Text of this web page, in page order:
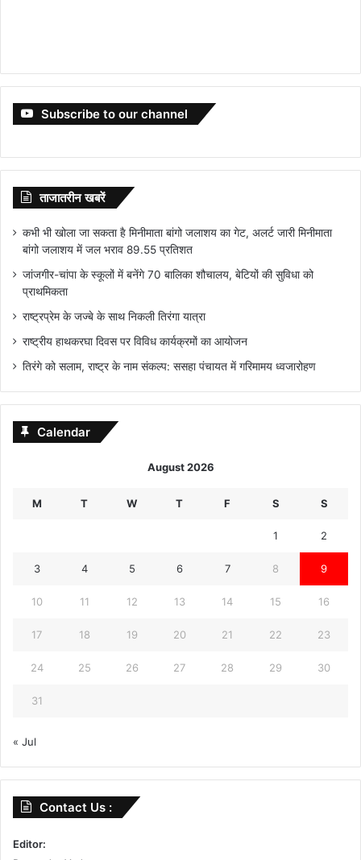
Subscribe to our channel
ताजातरीन खबरें
कभी भी खोला जा सकता है मिनीमाता बांगो जलाशय का गेट, अलर्ट जारी मिनीमाता
बांगो जलाशय में जल भराव 89.55 प्रतिशत
जांजगीर-चांपा के स्कूलों में बनेंगे 70 बालिका शौचालय, बेटियों की सुविधा को
प्राथमिकता
राष्ट्रप्रेम के जज्बे के साथ निकली तिरंगा यात्रा
राष्ट्रीय हाथकरघा दिवस पर विविध कार्यक्रमों का आयोजन
तिरंगे को सलाम, राष्ट्र के नाम संकल्प: ससहा पंचायत में गरिमामय ध्वजारोहण
Calendar
August 2026
M T W T F S S
1 2
3 4 5 6 7 8 9
10 11 12 13 14 15 16
17 18 19 20 21 22 23
24 25 26 27 28 29 30
31
« Jul
Contact Us :
Editor: